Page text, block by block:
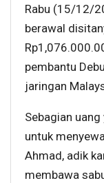
Rabu (15/12/
berawal
pembantu
jaringan
Sebagian
untuk
Ahmad, adik
membawa